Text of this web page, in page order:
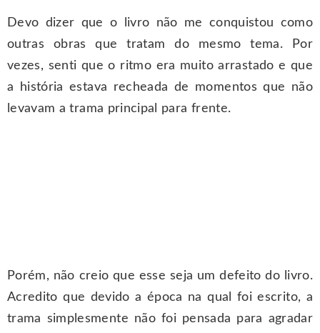
Devo dizer que o livro não me conquistou como
outras obras que tratam do mesmo tema. Por
vezes, senti que o ritmo era muito arrastado e que
a história estava recheada de momentos que não
levavam a trama principal para frente.
Porém, não creio que esse seja um defeito do livro.
Acredito que devido a época na qual foi escrito, a
trama simplesmente não foi pensada para agradar